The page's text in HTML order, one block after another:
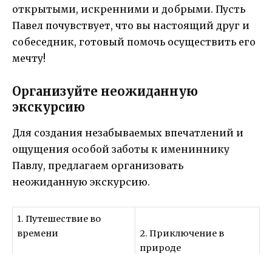
открытыми, искренними и добрыми. Пусть
Павел почувствует, что вы настоящий друг и
собеседник, готовый помочь осуществить его
мечту!
Организуйте неожиданную
экскурсию
Для создания незабываемых впечатлений и
ощущения особой заботы к имениннику
Павлу, предлагаем организовать
неожиданную экскурсию.
1. Путешествие во
времени
2. Приключение в
природе